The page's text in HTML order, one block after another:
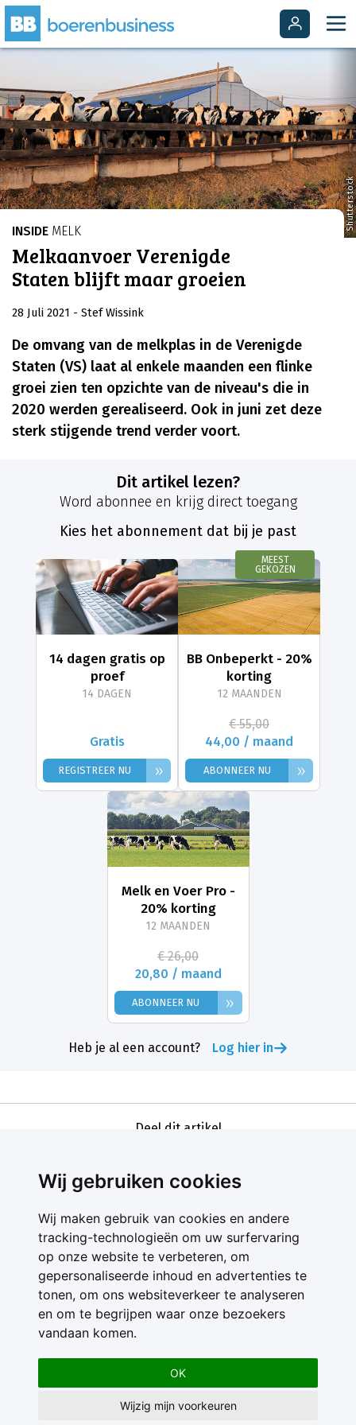
Wij gebruiken cookies
Wij maken gebruik van cookies en andere
tracking-technologieën om uw surfervaring
op onze website te verbeteren, om
gepersonaliseerde inhoud en advertenties te
tonen, om ons websiteverkeer te analyseren
en om te begrijpen waar onze bezoekers
vandaan komen.
OK
Wijzig mijn voorkeuren
Shutterstock
INSIDE MELK
Melkaanvoer Verenigde
Staten blijft maar groeien
28 Juli 2021 - Stef Wissink
De omvang van de melkplas in de Verenigde
Staten (VS) laat al enkele maanden een flinke
groei zien ten opzichte van de niveau's die in
2020 werden gerealiseerd. Ook in juni zet deze
sterk stijgende trend verder voort.
Dit artikel lezen?
Word abonnee en krijg direct toegang
Kies het abonnement dat bij je past
14 dagen gratis op
proef
14 DAGEN
Gratis
REGISTREER NU »
MEEST
GEKOZEN
BB Onbeperkt - 20%
korting
12 MAANDEN
€ 55,00
44,00 / maand
ABONNEER NU »
Melk en Voer Pro -
20% korting
12 MAANDEN
€ 26,00
20,80 / maand
ABONNEER NU »
Heb je al een account? Log hier in
Deel dit artikel
Contact
Feedback
Nieuwsbrief
Adverteren
Gebruikersvoorwaarden
Privacy Statement